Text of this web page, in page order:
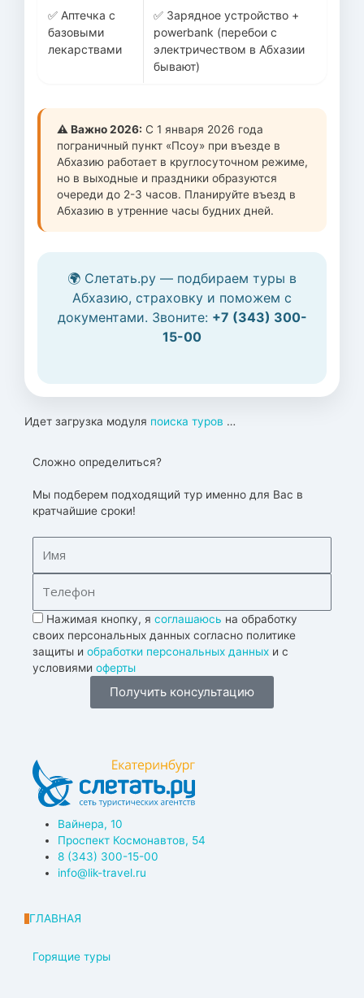
✅ Аптечка с
базовыми
лекарствами
✅ Зарядное устройство +
powerbank (перебои с
электричеством в Абхазии
бывают)
⚠️ Важно 2026: С 1 января 2026 года
пограничный пункт «Псоу» при въезде в
Абхазию работает в круглосуточном режиме,
но в выходные и праздники образуются
очереди до 2-3 часов. Планируйте въезд в
Абхазию в утренние часы будних дней.
🌍 Слетать.ру — подбираем туры в
Абхазию, страховку и поможем с
документами. Звоните: +7 (343) 300-
15-00
Идет загрузка модуля поиска туров …
Сложно определиться?
Мы подберем подходящий тур именно для Вас в
кратчайшие сроки!
Нажимая кнопку, я соглашаюсь на обработку
своих персональных данных согласно политике
защиты и обработки персональных данных и с
условиями оферты
Получить консультацию
Вайнера, 10
Проспект Космонавтов, 54
8 (343) 300-15-00
info@lik-travel.ru
ГЛАВНАЯ
Горящие туры